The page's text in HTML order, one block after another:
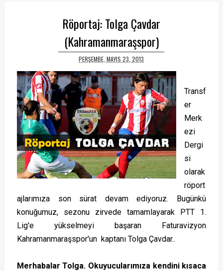
Röportaj: Tolga Çavdar
(Kahramanmaraşspor)
PERŞEMBE, MAYIS 23, 2013
Transf
er
Merk
ezi
Dergi
si
olarak
röport
ajlarımıza son sürat devam ediyoruz. Bugünkü
konuğumuz, sezonu zirvede tamamlayarak PTT 1.
Lig'e yükselmeyi başaran Faturavizyon
Kahramanmaraşspor'un kaptanı Tolga Çavdar..
Merhabalar Tolga. Okuyucularımıza kendini kısaca